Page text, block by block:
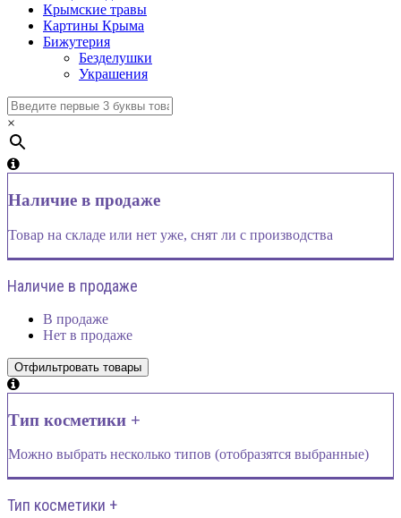
Крымские травы
Картины Крыма
Бижутерия
Безделушки
Украшения
×
Наличие в продаже
Товар на складе или нет уже, снят ли с производства
Наличие в продаже
В продаже
Нет в продаже
Тип косметики +
Можно выбрать несколько типов (отобразятся выбранные)
Тип косметики +